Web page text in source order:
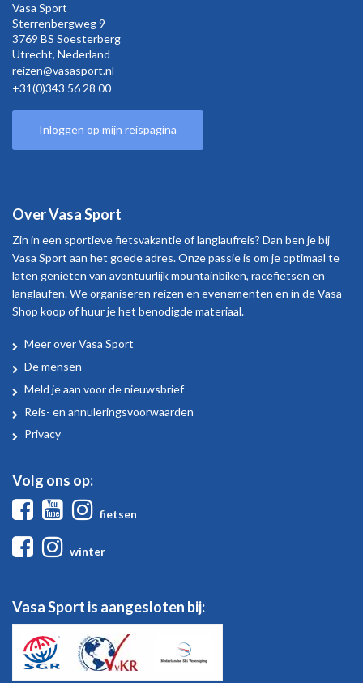
Vasa Sport
Sterrenbergweg9
3769 BS Soesterberg
Utrecht, Nederland
reizen@vasasport.nl
+31(0)343 56 28 00
Inloggen op mijn reispagina
Over Vasa Sport
Zin in een sportieve fietsvakantie of langlaufreis? Dan ben je bij
Vasa Sport aan het goede adres. Onze passie is om je optimaal te
laten genieten van avontuurlijk mountainbiken, racefietsen en
langlaufen. We organiseren reizen en evenementen en in de Vasa
Shop koop of huur je het benodigde materiaal.
Over
Vasa
Sport
Meer over Vasa Sport
De mensen
Meld je aan voor de nieuwsbrief
Reis- en annuleringsvoorwaarden
Privacy
Volg ons op:
FacebookYoutube
fietsen
Facebook
winter
Vasa Sport is aangesloten bij: